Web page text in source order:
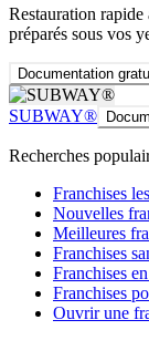
Restauration rapide
préparés sous vos
Documentation
SUBWAY®
Recherches
Franchises
Nouvelles
Meilleures
Franchises
Franchises
Franchises
Ouvrir une